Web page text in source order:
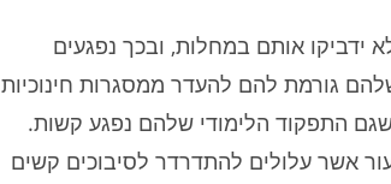
ידביקו אותם במחלות, ובכך נפגעים
גורמת להם להעדר ממסגרות חינוכיות
התפקוד הלימודי שלהם נפגע קשות.
אשר עלולים להתדרדר לסיבוכים קשים